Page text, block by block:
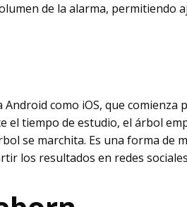
de la alarma, permitiendo
como iOS, que
tiempo de estudio, el árbol
se marchita. Es una forma de
los resultados en redes